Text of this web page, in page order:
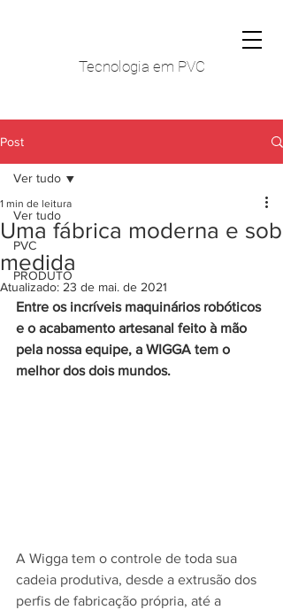
Tecnologia em PVC
Post
Ver tudo
PVC
PRODUTO
Ver tudo
Uma fábrica moderna e sob
medida
1 min de leitura
Atualizado: 23 de mai. de 2021
Entre os incríveis maquinários robóticos
e o acabamento artesanal feito à mão
pela nossa equipe, a WIGGA tem o
melhor dos dois mundos.
A Wigga tem o controle de toda sua
cadeia produtiva, desde a extrusão dos
perfis de fabricação própria, até a